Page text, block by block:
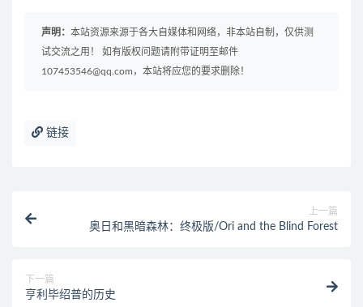
声明： 本站资源来源于各大自媒体和网络，非本站自制，仅供测
试交流之用！ 如有版权问题请附带证明至邮件
107453546@qq.com，本站将应您的要求删除！
链接
上一篇
奥日和黑暗森林：终极版/Ori and the Blind Forest
下一篇
亨利毕绍普的历史